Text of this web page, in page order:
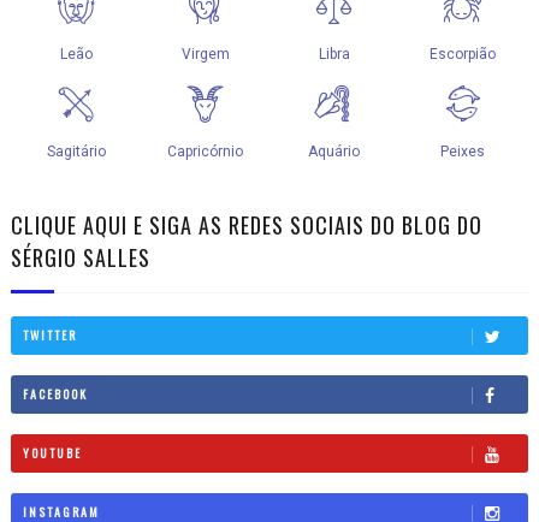
CLIQUE AQUI E SIGA AS REDES SOCIAIS DO BLOG DO
SÉRGIO SALLES
TWITTER
FACEBOOK
YOUTUBE
INSTAGRAM